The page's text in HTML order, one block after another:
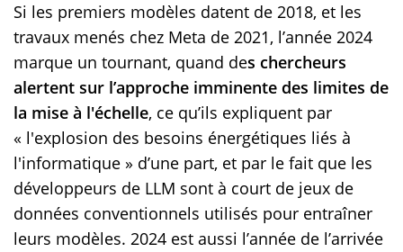
Si les premiers modèles datent de 2018, et les
travaux menés chez Meta de 2021, l’année 2024
marque un tournant, quand des chercheurs
alertent sur l’approche imminente des limites de
la mise à l'échelle, ce qu’ils expliquent par
« l'explosion des besoins énergétiques liés à
l'informatique » d’une part, et par le fait que les
développeurs de LLM sont à court de jeux de
données conventionnels utilisés pour entraîner
leurs modèles. 2024 est aussi l’année de l’arrivée